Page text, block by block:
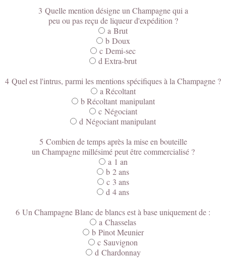
3 Quelle mention désigne un Champagne qui a
peu ou pas reçu de liqueur d'expédition ?
a Brut
b Doux
c Demi-sec
d Extra-brut
4 Quel est l'intrus, parmi les mentions spécifiques à la Champagne ?
a Récoltant
bRécoltantmanipulant
c Négociant
d Négociant manipulant
5 Combien de temps après la mise en bouteille
un Champagne millésimé peut être commercialisé ?
a 1 an
b 2 ans
c 3 ans
d 4 ans
6 Un Champagne Blanc de blancs est à base uniquement de :
a Chasselas
b Pinot Meunier
c Sauvignon
d Chardonnay